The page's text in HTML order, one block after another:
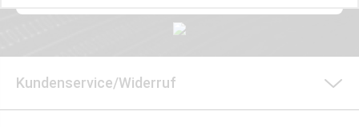
Kundenservice/Widerruf